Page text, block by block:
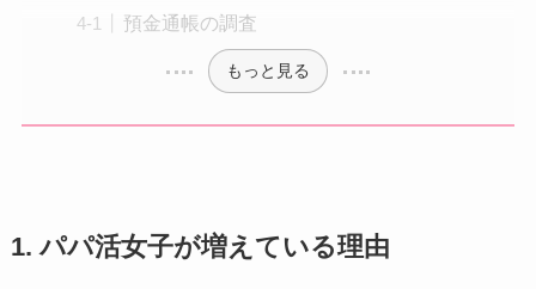
預金通帳の調査
もっと見る
1. パパ活女子が増えている理由